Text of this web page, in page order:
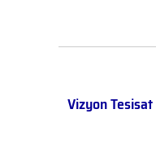
Vizyon Tesisat